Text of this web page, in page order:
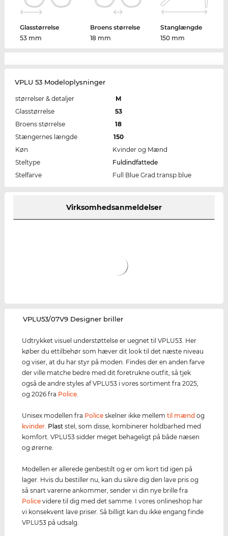
Glasstørrelse
53 mm
Broens størrelse
18 mm
Stanglængde
150 mm
VPLU 53 Modeloplysninger
størrelser & detaljer
M
Glasstørrelse
53
Broens størrelse
18
Stængernes længde
150
Køn
Kvinder og Mænd
Steltype
Fuldindfattede
Stelfarve
Full Blue Grad.transp.blue
Virksomhedsanmeldelser
‌VPLU53/07V9 Designer briller
Udtrykket visuel understøttelse er uegnet til VPLU53. Her
køber du ettilbehør som hæver dit look til det næste niveau
og viser, at du har styr på moden. Findes der en anden farve
der ville matche bedre med dit foretrukne outfit, så tjek
også de andre styles af VPLU53 i vores sortiment fra 2025,
og 2026 fra Police
Unisex modellen fra Police skelner ikke mellemtil mænd og
kvinder Plast stel, som disse, kombinerer holdbarhed med
komfort. VPLU53 sidder meget behageligt på både næsen
og ørerne.
Modellen er allerede genbestilt og er om kort tid igen på
lager. Hvis du bestiller nu, kan du sikre dig den lave pris og
så snart varerne ankommer, sender vi din nye brille fra
Police videre til dig med det samme. I vores onlineshop har
vi konsekvent lave priser. Så billigt kan du ikke engang finde
VPLU53 på udsalg.